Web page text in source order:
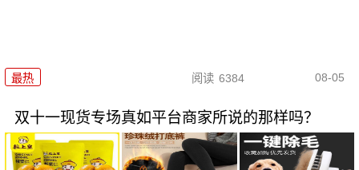
最热 阅读 6384 08-05
双十一现货专场真如平台商家所说的那样吗？